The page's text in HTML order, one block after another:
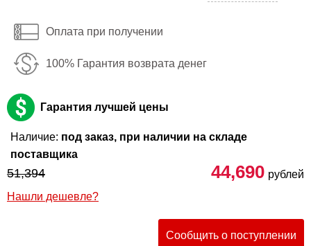
Оплата при получении
100% Гарантия возврата денег
Гарантия лучшей цены
Наличие: под заказ, при наличии на складе
поставщика
51,394 44,690 рублей
Нашли дешевле?
Сообщить о поступлении
Телефон
Я даю согласие на